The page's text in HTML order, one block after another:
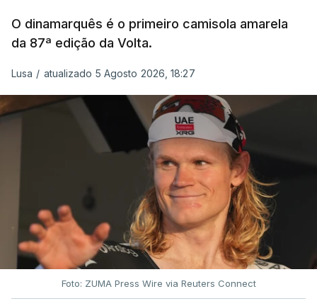
O dinamarquês é o primeiro camisola amarela
da 87ª edição da Volta.
Lusa / atualizado 5 Agosto 2026, 18:27
Foto: ZUMA Press Wire via Reuters Connect